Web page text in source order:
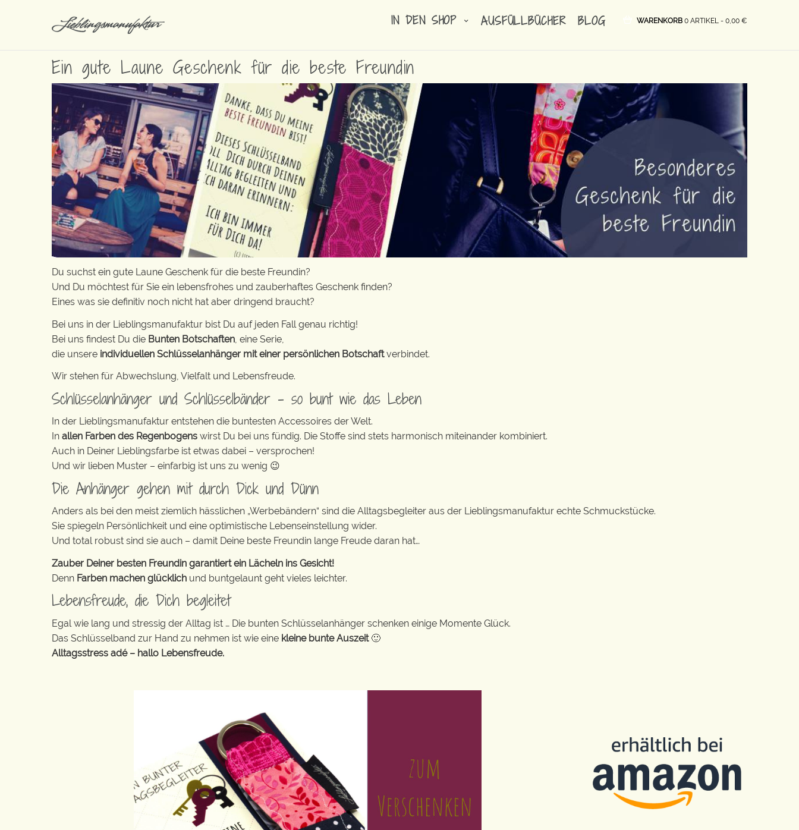
IN DEN SHOP AUSFÜLLBÜCHER BLOG WARENKORB 0 ARTIKEL - 0,00 €
Ein gute Laune Geschenk für die beste Freundin
Du suchst ein gute Laune Geschenk für die beste Freundin?
Und Du möchtest für Sie ein lebensfrohes und zauberhaftes Geschenk finden?
Eines was sie definitiv noch nicht hat aber dringend braucht?
Bei uns in der Lieblingsmanufaktur bist Du auf jeden Fall genau richtig!
Bei uns findest Du die Bunten Botschaften , eine Serie,
die unsere individuellen Schlüsselanhänger mit einer persönlichen Botschaftverbindet.
Wir stehen für Abwechslung, Vielfalt und Lebensfreude.
Schlüsselanhänger und Schlüsselbänder – so bunt wie das Leben
In der Lieblingsmanufaktur entstehen die buntesten Accessoires der Welt.
In allen Farben des Regenbogens wirst Du bei uns fündig. Die Stoffe sind stets harmonisch miteinander kombiniert.
Auch in Deiner Lieblingsfarbe ist etwas dabei – versprochen!
Und wir lieben Muster – einfarbig ist uns zu wenig 😉
Die Anhänger gehen mit durch Dick und Dünn
Anders als bei den meist ziemlich hässlichen „Werbebändern“ sind die Alltagsbegleiter aus der Lieblingsmanufaktur echte Schmuckstücke.
Sie spiegeln Persönlichkeit und eine optimistische Lebenseinstellung wider.
Und total robust sind sie auch – damit Deine beste Freundin lange Freude daran hat…
Zauber Deiner besten Freundin garantiert ein Lächeln ins Gesicht!
Denn Farben machen glücklich und buntgelaunt geht vieles leichter.
Lebensfreude, die Dich begleitet
Egal wie lang und stressig der Alltag ist … Die bunten Schlüsselanhänger schenken einige Momente Glück.
Das Schlüsselband zur Hand zu nehmen ist wie eine kleine bunte Auszeit🙂
Alltagsstress adé – hallo Lebensfreude.